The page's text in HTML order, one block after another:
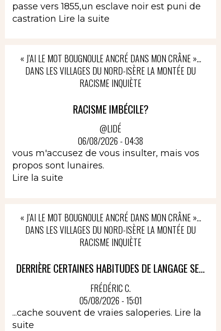
passe vers 1855,un esclave noir est puni de
castration Lire la suite
« J’AI LE MOT BOUGNOULE ANCRÉ DANS MON CRÂNE »…
DANS LES VILLAGES DU NORD-ISÈRE LA MONTÉE DU
RACISME INQUIÈTE
RACISME IMBÉCILE?
@LIDÉ
06/08/2026 - 04:38
vous m'accusez de vous insulter, mais vos
propos sont lunaires.
Lire la suite
« J’AI LE MOT BOUGNOULE ANCRÉ DANS MON CRÂNE »…
DANS LES VILLAGES DU NORD-ISÈRE LA MONTÉE DU
RACISME INQUIÈTE
DERRIÈRE CERTAINES HABITUDES DE LANGAGE SE...
FRÉDÉRIC C.
05/08/2026 - 15:01
...cache souvent de vraies saloperies. Lire la
suite